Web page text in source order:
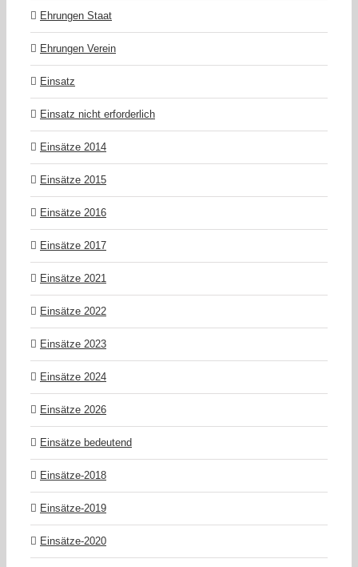
Ehrungen Staat
Ehrungen Verein
Einsatz
Einsatz nicht erforderlich
Einsätze 2014
Einsätze 2015
Einsätze 2016
Einsätze 2017
Einsätze 2021
Einsätze 2022
Einsätze 2023
Einsätze 2024
Einsätze 2026
Einsätze bedeutend
Einsätze-2018
Einsätze-2019
Einsätze-2020